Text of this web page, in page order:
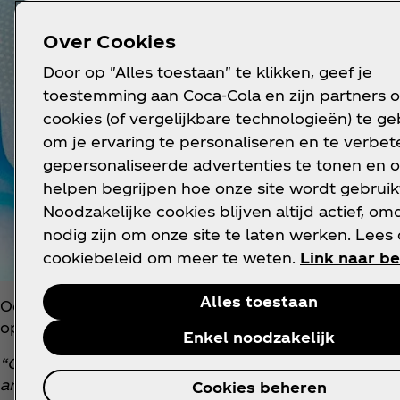
Ook het design van het blikje werd ontworpen
opent namelijk de Creations Hub, waar de
“Coca‑Cola Creations heeft de ambitie om
artificiële intelligentie onthullen we hoe een
Over Cookies
Door op "Alles toestaan" te klikken, geef je
toestemming aan Coca‑Cola en zijn partners
cookies (of vergelijkbare technologieën) te
om je ervaring te personaliseren en te
gepersonaliseerde advertenties te tonen en
helpen begrijpen hoe onze site wordt
Noodzakelijke cookies blijven altijd actief,
nodig zijn om onze site te laten werken. Lees
cookiebeleid om meer te weten. Link naar
Alles toestaan
Enkel noodzakelijk
Cookies beheren